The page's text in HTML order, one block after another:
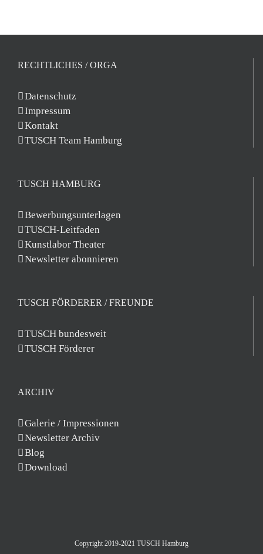
RECHTLICHES / ORGA
Datenschutz
Impressum
Kontakt
TUSCH Team Hamburg
TUSCH HAMBURG
Bewerbungsunterlagen
TUSCH-Leitfaden
Kunstlabor Theater
Newsletter abonnieren
TUSCH FÖRDERER / FREUNDE
TUSCH bundesweit
TUSCH Förderer
ARCHIV
Galerie / Impressionen
Newsletter Archiv
Blog
Download
Copyright 2019-2021 TUSCH Hamburg